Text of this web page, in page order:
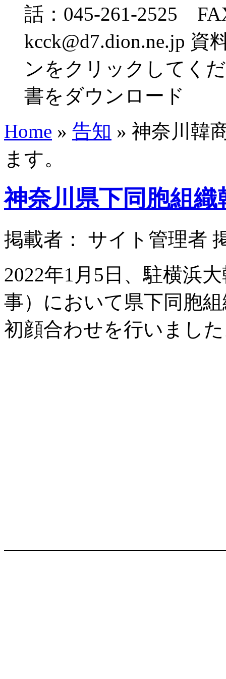
話：045-261-2525
kcck@d7.dion.ne.jp
ンをクリックしてく
書をダウンロード
Home » 告知 » 神奈川韓
ます。
神奈川県下同胞組
掲載者： サイト管理者
2022年1月5日、駐横浜
事）において県下同胞
初顔合わせを行いまし